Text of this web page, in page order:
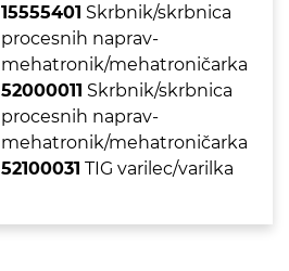
15555401 Skrbnik/skrbnica
procesnih naprav-
mehatronik/mehatroničarka
52000011 Skrbnik/skrbnica
procesnih naprav-
mehatronik/mehatroničarka
52100031 TIG varilec/varilka